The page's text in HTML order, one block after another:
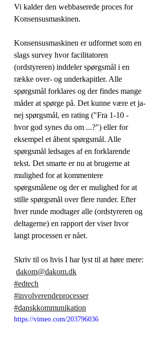
Vi kalder den webbaserede proces for
Konsensusmaskinen.
Konsensusmaskinen er udformet som en
slags survey hvor facilitatoren
(ordstyreren) inddeler spørgsmål i en
række over- og underkapitler. Alle
spørgsmål forklares og der findes mange
måder at spørge på. Det kunne være et ja-
nej spørgsmål, en rating ("Fra 1-10 -
hvor god synes du om ...?") eller for
eksempel et åbent spørgsmål. Alle
spørgsmål ledsages af en forklarende
tekst. Det smarte er nu at brugerne at
mulighed for at kommentere
spørgsmålene og der er mulighed for at
stille spørgsmål over flere runder. Efter
hver runde modtager alle (ordstyreren og
deltagerne) en rapport der viser hvor
langt processen er nået.
Skriv til os hvis I har lyst til at høre mere:
dakom@dakom.dk
#edtech
#involverendeprocesser
#danskkommunikation
https://vimeo.com/203796036